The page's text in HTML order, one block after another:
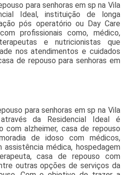
para senhoras em sp na Vila
Ideal, instituição de longa
pós operatório ou Day Care
profissionais como, médico,
e nutricionistas que
nos atendimentos e cuidados
de repouso para senhoras em
para senhoras em sp na Vila
da Residencial Ideal é
com alzheimer, casa de repouso
de idoso com médicos,
assistência médica, hospedagem
casa de repouso com
outras opções de serviços da